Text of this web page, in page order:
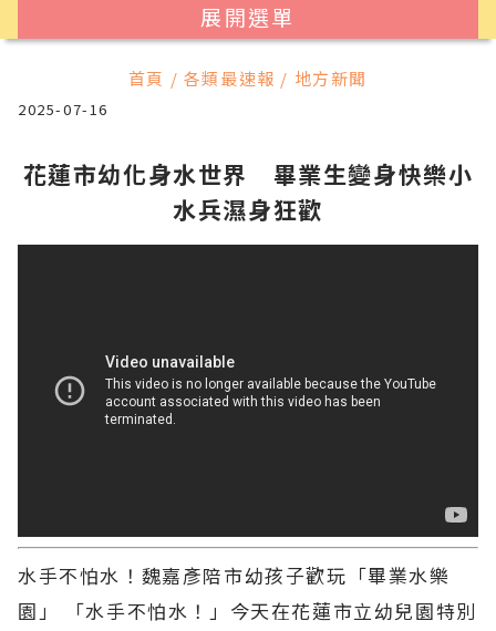
展開選單
首頁 / 各類最速報 / 地方新聞
2025-07-16
花蓮市幼化身水世界 畢業生變身快樂小
水兵濕身狂歡
水手不怕水！魏嘉彥陪市幼孩子歡玩「畢業水樂
園」 「水手不怕水！」今天在花蓮市立幼兒園特別